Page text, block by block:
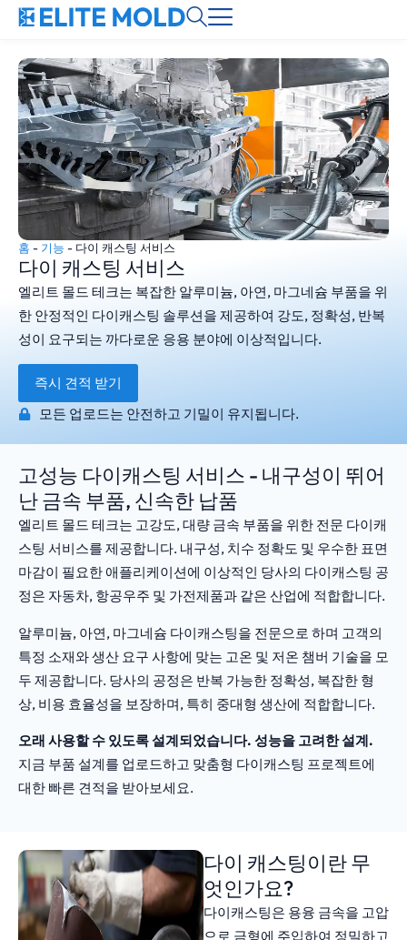
홈 - 기능 - 다이 캐스팅 서비스
다이 캐스팅 서비스
엘리트 몰드 테크는 복잡한 알루미늄, 아연, 마그네슘 부품을 위
한 안정적인 다이캐스팅 솔루션을 제공하여 강도, 정확성, 반복
성이 요구되는 까다로운 응용 분야에 이상적입니다.
즉시 견적 받기
모든 업로드는 안전하고 기밀이 유지됩니다.
고성능 다이캐스팅 서비스 - 내구성이 뛰어
난 금속 부품, 신속한 납품
엘리트 몰드 테크는 고강도, 대량 금속 부품을 위한 전문 다이캐
스팅 서비스를 제공합니다. 내구성, 치수 정확도 및 우수한 표면
마감이 필요한 애플리케이션에 이상적인 당사의 다이캐스팅 공
정은 자동차, 항공우주 및 가전제품과 같은 산업에 적합합니다.
알루미늄, 아연, 마그네슘 다이캐스팅을 전문으로 하며 고객의
특정 소재와 생산 요구 사항에 맞는 고온 및 저온 챔버 기술을 모
두 제공합니다. 당사의 공정은 반복 가능한 정확성, 복잡한 형
상, 비용 효율성을 보장하며, 특히 중대형 생산에 적합합니다.
오래 사용할 수 있도록 설계되었습니다. 성능을 고려한 설계.
지금 부품 설계를 업로드하고 맞춤형 다이캐스팅 프로젝트에
대한 빠른 견적을 받아보세요.
다이 캐스팅이란 무
엇인가요?
다이캐스팅은 용융 금속을 고압
으로 금형에 주입하여 정밀하고